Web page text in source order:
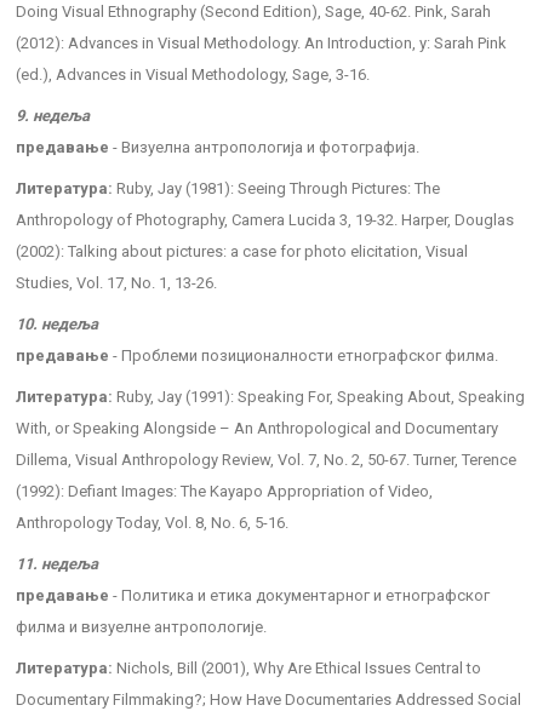
Doing Visual Ethnography (Second Edition), Sage, 40-62. Pink, Sarah
(2012): Advances in Visual Methodology. An Introduction, у: Sarah Pink
(ed.), Advances in Visual Methodology, Sage, 3-16.
9. недеља
предавање - Визуелна антропологија и фотографија.
Литература: Ruby, Jay (1981): Seeing Through Pictures: The
Anthropology of Photography, Camera Lucida 3, 19-32. Harper, Douglas
(2002): Talking about pictures: a case for photo elicitation, Visual
Studies, Vol. 17, No. 1, 13-26.
10. недеља
предавање - Проблеми позиционалности етнографског филма.
Литература: Ruby, Jay (1991): Speaking For, Speaking About, Speaking
With, or Speaking Alongside – An Anthropological and Documentary
Dillema, Visual Anthropology Review, Vol. 7, No. 2, 50-67. Turner, Terence
(1992): Defiant Images: The Kayapo Appropriation of Video,
Anthropology Today, Vol. 8, No. 6, 5-16.
11. недеља
предавање - Политика и етика документарног и етнографског
филма и визуелне антропологије.
Литература: Nichols, Bill (2001), Why Are Ethical Issues Central to
Documentary Filmmaking?; How Have Documentaries Addressed Social